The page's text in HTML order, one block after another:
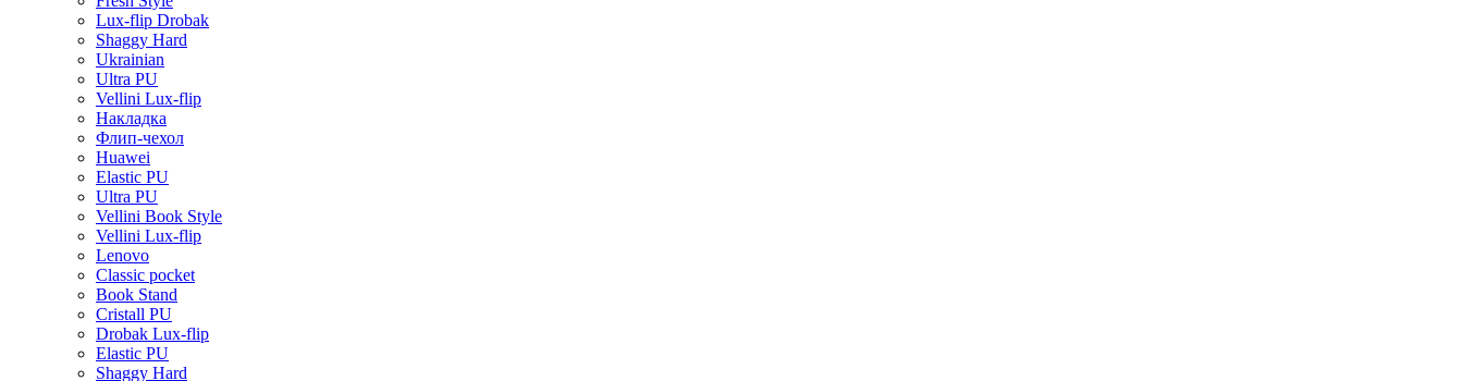
Lux-flip Drobak
Shaggy Hard
Ukrainian
Ultra PU
Vellini Lux-flip
Накладка
Флип-чехол
Huawei
Elastic PU
Ultra PU
Vellini Book Style
Vellini Lux-flip
Lenovo
Classic pocket
Book Stand
Cristall PU
Drobak Lux-flip
Elastic PU
Shaggy Hard